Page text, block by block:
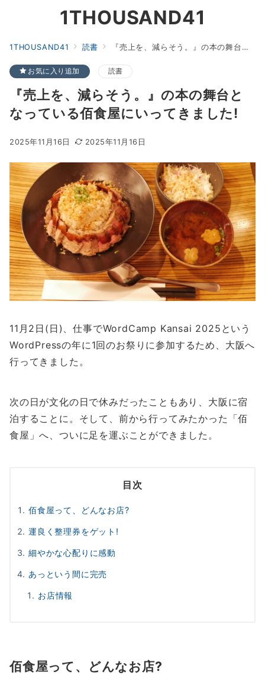
1THOUSAND41
1THOUSAND41 読書 『売上を、減らそう。』の本の舞台となっている佰食屋にいってきました!
お気に入り追加 読書
『売上を、減らそう。』の本の舞台と
なっている佰食屋にいってきました!
2025年11月16日 2025年11月16日
11月2日(日)、仕事でWordCamp Kansai 2025という
WordPressの年に1回のお祭りに参加するため、大阪へ
行ってきました。
次の日が文化の日で休みだったこともあり、大阪に宿
泊することに。そして、前から行ってみたかった「佰
食屋」へ、ついに足を運ぶことができました。
目次
佰食屋って、どんなお店?
運良く整理券をゲット!
細やかな心配りに感動
あっという間に完売
お店情報
佰食屋って、どんなお店?